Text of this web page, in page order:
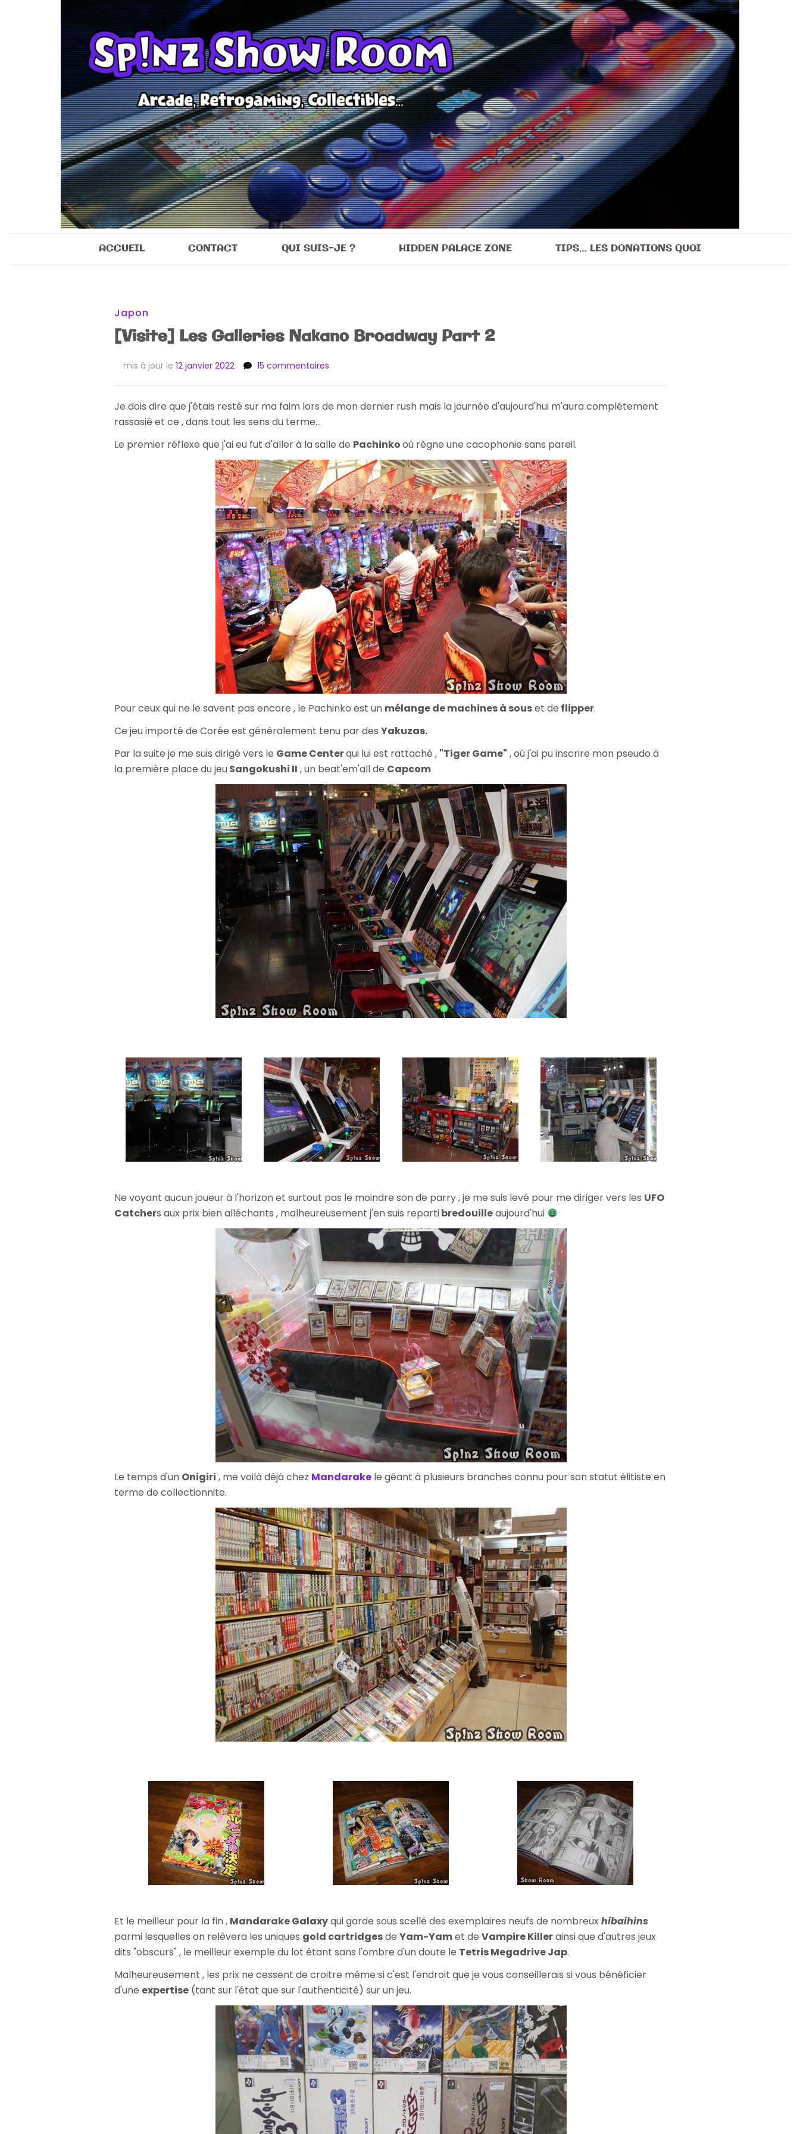
Sp!nz Show Room
ACCUEIL CONTACT QUI SUIS-JE ? HIDDEN PALACE ZONE TIPS… LES DONATIONS QUOI
Japon
[Visite] Les Galleries Nakano Broadway Part 2
mis à jour le 12 janvier 2022 15 commentaires
Galleries
Part
Je dois dire que j'étais resté sur ma faim lors de mon dernier rush mais la journée d'aujourd'hui m'aura complétement
rassasié et ce , dans tout les sens du terme...
Le premier réflexe que j'ai eu fut d'aller à la salle de Pachinkooù règne une cacophonie sans pareil.
Pour ceux qui ne le savent pas encore , le Pachinko est un mélange de machines à souset de flipper.
Ce jeu importé de Corée est généralement tenu par des Yakuzas.
Par la suite je me suis dirigé vers le Game Centerqui lui est rattaché , "Tiger Game" , où j'ai pu inscrire mon pseudo à
la première place du jeuSangokushi II , un beat'em'all de Capcom
Ne voyant aucun joueur à l'horizon et surtout pas le moindre son de parry , je me suis levé pour me diriger vers les UFO
Catchers aux prix bien alléchants , malheureusement j'en suis repartibredouilleaujourd'hui
Le temps d'un Onigiri , me voilà déjà chez Mandarake le géant à plusieurs branches connu pour son statut élitiste en
terme de collectionnite.
Et le meilleur pour la fin , Mandarake Galaxyqui garde sous scellé des exemplaires neufs de nombreuxhibaihins
parmi lesquelles on relèvera les uniques gold cartridgesde Yam-Yamet de Vampire Killerainsi que d'autres jeux
dits "obscurs" , le meilleur exemple du lot étant sans l'ombre d'un doute le Tetris Megadrive Jap.
Malheureusement , les prix ne cessent de croitre même si c'est l'endroit que je vous conseillerais si vous bénéficier
d'une expertise (tant sur l'état que sur l'authenticité) sur un jeu.